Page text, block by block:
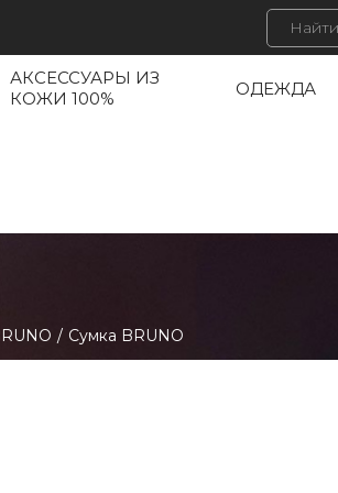
АКСЕССУАРЫ ИЗ
КОЖИ 100%
ОДЕЖДА
/ Сумка BRUNO